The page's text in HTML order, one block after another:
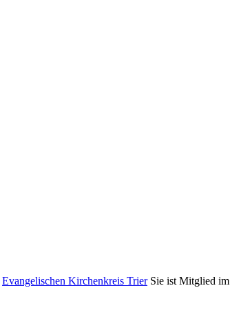
Evangelischen Kirchenkreis TrierSie ist Mitglied im